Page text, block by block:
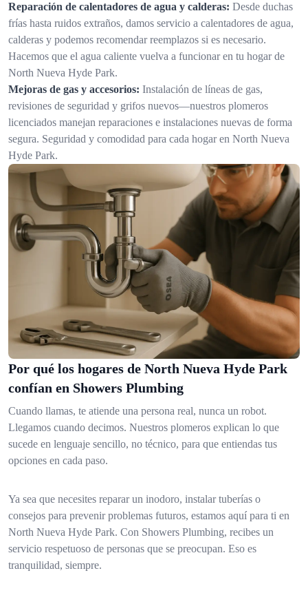
Reparación de calentadores de agua y calderas: Desde duchas
frías hasta ruidos extraños, damos servicio a calentadores de agua,
calderas y podemos recomendar reemplazos si es necesario.
Hacemos que el agua caliente vuelva a funcionar en tu hogar de
North Nueva Hyde Park.
Mejoras de gas y accesorios: Instalación de líneas de gas,
revisiones de seguridad y grifos nuevos—nuestros plomeros
licenciados manejan reparaciones e instalaciones nuevas de forma
segura. Seguridad y comodidad para cada hogar en North Nueva
Hyde Park.
Por qué los hogares de North Nueva Hyde Park
confían en Showers Plumbing
Cuando llamas, te atiende una persona real, nunca un robot.
Llegamos cuando decimos. Nuestros plomeros explican lo que
sucede en lenguaje sencillo, no técnico, para que entiendas tus
opciones en cada paso.
Ya sea que necesites reparar un inodoro, instalar tuberías o
consejos para prevenir problemas futuros, estamos aquí para ti en
North Nueva Hyde Park. Con Showers Plumbing, recibes un
servicio respetuoso de personas que se preocupan. Eso es
tranquilidad, siempre.